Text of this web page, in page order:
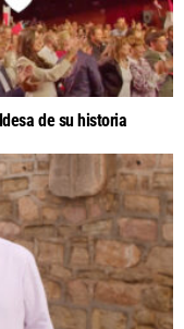
de su historia